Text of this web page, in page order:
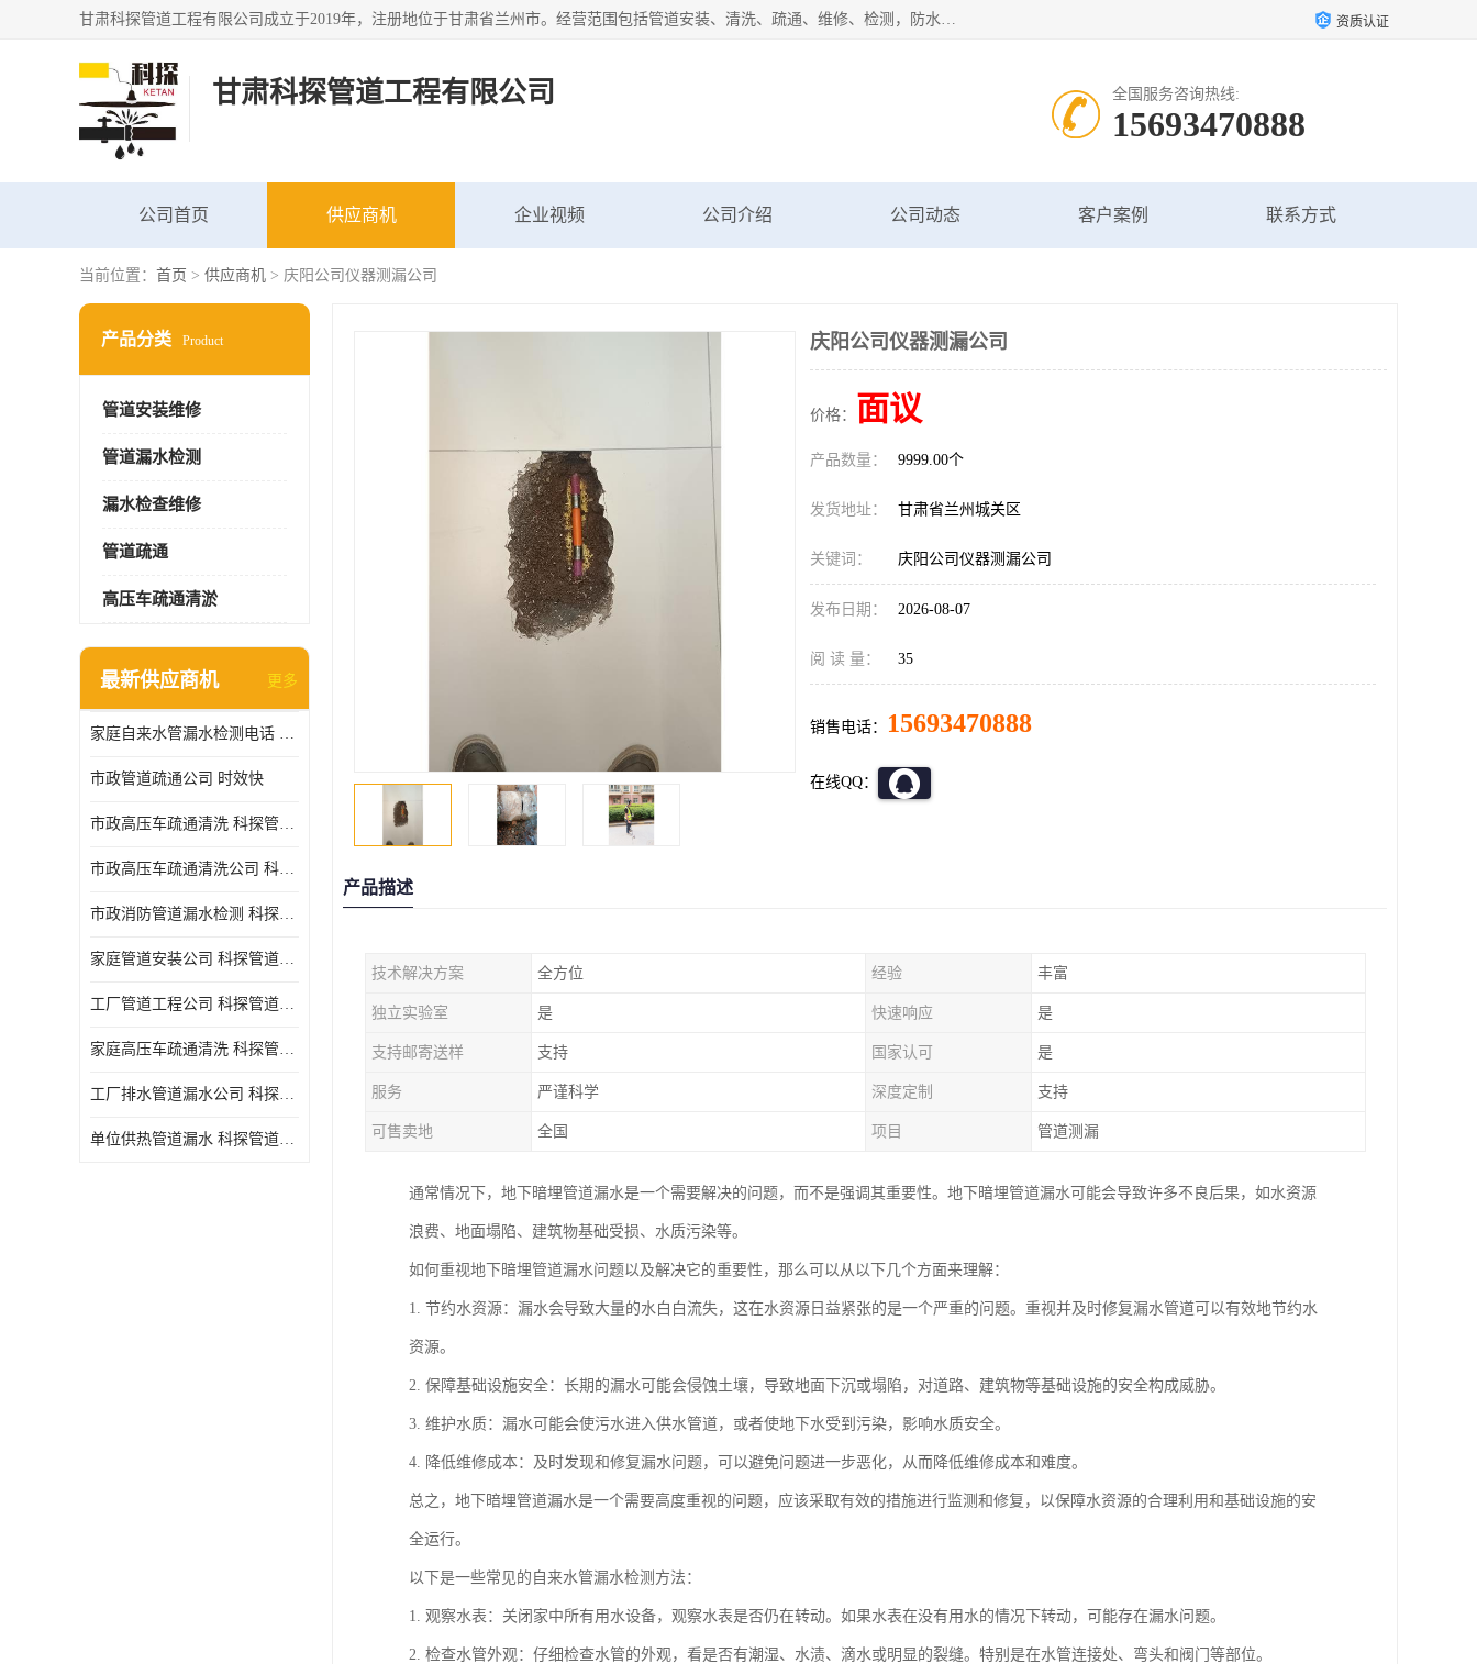
甘肃科探管道工程有限公司成立于2019年，注册地位于甘肃省兰州市。经营范围包括管道安装、清洗、疏通、维修、检测，防水工程，工程钻孔，化粪池清理，暖气安装，给排水管道安装维修，室内外管道如消防、供水、供热管道漏水检测定位，室内外防水堵漏等。 资质认证
甘肃科探管道工程有限公司 全国服务咨询热线:
15693470888
公司首页 供应商机 企业视频 公司介绍 公司动态 客户案例 联系方式
当前位置： 首页 > 供应商机 > 庆阳公司仪器测漏公司
产品分类 Product
管道安装维修
管道漏水检测
漏水检查维修
管道疏通
高压车疏通清淤
最新供应商机 更多
家庭自来水管漏水检测电话 服务周到
市政管道疏通公司 时效快
市政高压车疏通清洗 科探管道工程 设备齐
市政高压车疏通清洗公司 科探管道工程 经验丰富
市政消防管道漏水检测 科探管道工程 快速上门
家庭管道安装公司 科探管道工程 团队服务
工厂管道工程公司 科探管道工程 时效快
家庭高压车疏通清洗 科探管道工程 服务周到
工厂排水管道漏水公司 科探管道工程 快速上门
单位供热管道漏水 科探管道工程 设备齐
庆阳公司仪器测漏公司
价格： 面议
产品数量： 9999.00个
发货地址： 甘肃省兰州城关区
关键词： 庆阳公司仪器测漏公司
发布日期： 2026-08-07
阅 读 量： 35
销售电话： 15693470888
在线QQ：
产品描述
技术解决方案 全方位 经验 丰富
独立实验室 是 快速响应 是
支持邮寄送样 支持 国家认可 是
服务 严谨科学 深度定制 支持
可售卖地 全国 项目 管道测漏
通常情况下，地下暗埋管道漏水是一个需要解决的问题，而不是强调其重要性。地下暗埋管道漏水可能会导致许多不良后果，如水资源
浪费、地面塌陷、建筑物基础受损、水质污染等。
如何重视地下暗埋管道漏水问题以及解决它的重要性，那么可以从以下几个方面来理解：
1. 节约水资源：漏水会导致大量的水白白流失，这在水资源日益紧张的是一个严重的问题。重视并及时修复漏水管道可以有效地节约水
资源。
2. 保障基础设施安全：长期的漏水可能会侵蚀土壤，导致地面下沉或塌陷，对道路、建筑物等基础设施的安全构成威胁。
3. 维护水质：漏水可能会使污水进入供水管道，或者使地下水受到污染，影响水质安全。
4. 降低维修成本：及时发现和修复漏水问题，可以避免问题进一步恶化，从而降低维修成本和难度。
总之，地下暗埋管道漏水是一个需要高度重视的问题，应该采取有效的措施进行监测和修复，以保障水资源的合理利用和基础设施的安
全运行。
以下是一些常见的自来水管漏水检测方法：
1. 观察水表：关闭家中所有用水设备，观察水表是否仍在转动。如果水表在没有用水的情况下转动，可能存在漏水问题。
2. 检查水管外观：仔细检查水管的外观，看是否有潮湿、水渍、滴水或明显的裂缝。特别是在水管连接处、弯头和阀门等部位。